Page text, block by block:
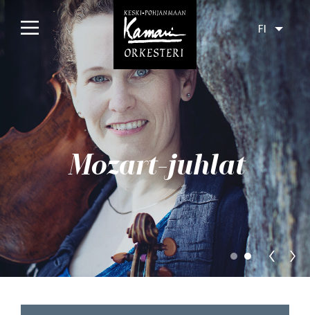
Etusivu
Konsertit
Tulossa
Menneet
Liput
Yleisölle
Orkesteri
FI
Mozart-juhlat